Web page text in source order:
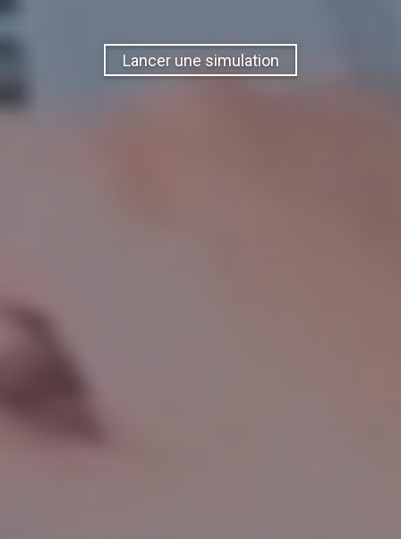
Lancer une simulation